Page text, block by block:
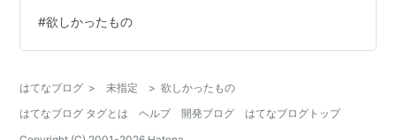
んで悩むのでしょうかね(#^.^#) 購入して正解でした(^^)/
使いやすいし、大きさもちょうどいいし、見た目も高価
行動しましょう（お前が言うなですね(#^.^#)） それで
は、また 送料無料 DIDE メンズ 二つ折…
#欲しかったもの
はてなブログ > 未指定 > 欲しかったもの
はてなブログ タグとは
ヘルプ 開発ブログ
はてなブログトップ